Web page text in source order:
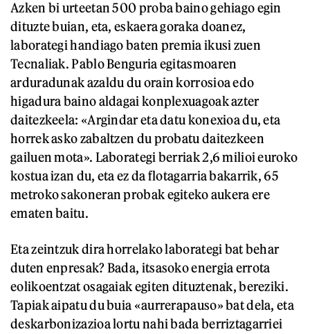
Azken bi urteetan 500 proba baino gehiago egin
dituzte buian, eta, eskaera goraka doanez,
laborategi handiago baten premia ikusi zuen
Tecnaliak. Pablo Benguria egitasmoaren
arduradunak azaldu du orain korrosioa edo
higadura baino aldagai konplexuagoak azter
daitezkeela: «Argindar eta datu konexioa du, eta
horrek asko zabaltzen du probatu daitezkeen
gailuen mota». Laborategi berriak 2,6 milioi euroko
kostua izan du, eta ez da flotagarria bakarrik, 65
metroko sakoneran probak egiteko aukera ere
ematen baitu.
Eta zeintzuk dira horrelako laborategi bat behar
duten enpresak? Bada, itsasoko energia errota
eolikoentzat osagaiak egiten dituztenak, bereziki.
Tapiak aipatu du buia «aurrerapauso» bat dela, eta
deskarbonizazioa lortu nahi bada berriztagarriei